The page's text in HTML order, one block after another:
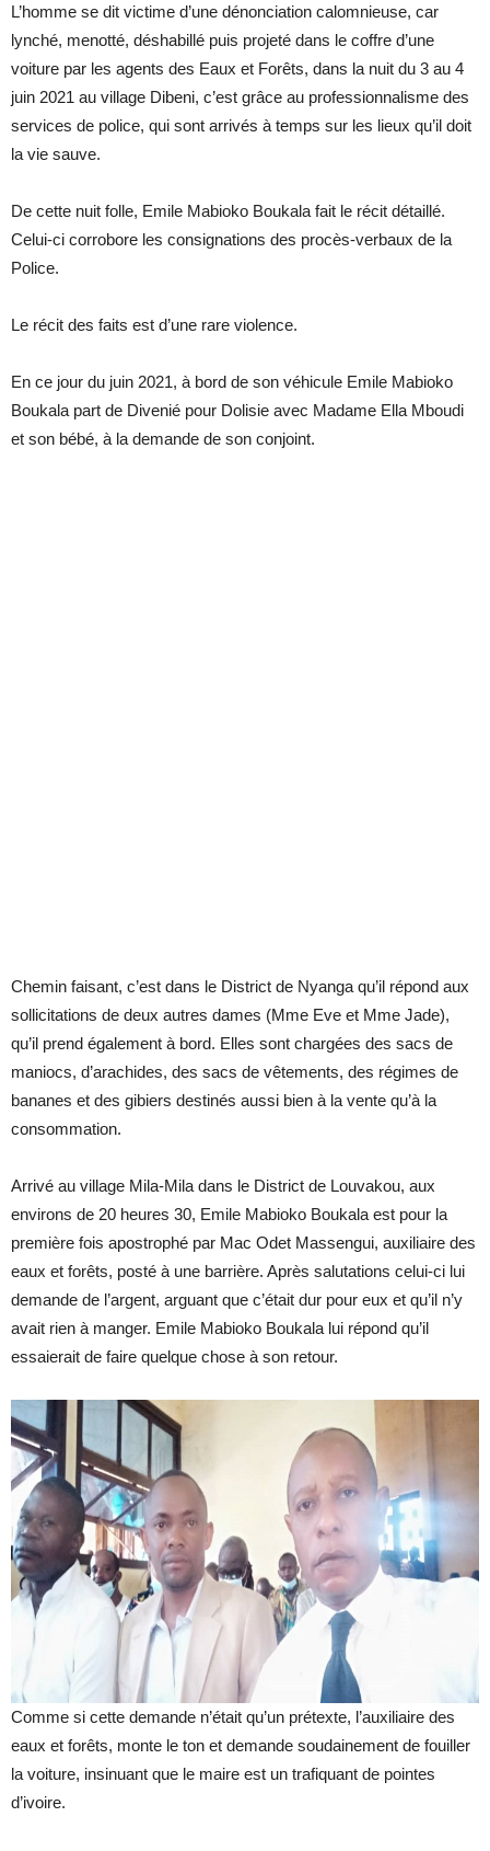
L’homme se dit victime d’une dénonciation calomnieuse, car
lynché, menotté, déshabillé puis projeté dans le coffre d’une
voiture par les agents des Eaux et Forêts, dans la nuit du 3 au 4
juin 2021 au village Dibeni, c’est grâce au professionnalisme des
services de police, qui sont arrivés à temps sur les lieux qu’il doit
la vie sauve.
De cette nuit folle, Emile Mabioko Boukala fait le récit détaillé.
Celui-ci corrobore les consignations des procès-verbaux de la
Police.
Le récit des faits est d’une rare violence.
En ce jour du juin 2021, à bord de son véhicule Emile Mabioko
Boukala part de Divenié pour Dolisie avec Madame Ella Mboudi
et son bébé, à la demande de son conjoint.
Chemin faisant, c’est dans le District de Nyanga qu’il répond aux
sollicitations de deux autres dames (Mme Eve et Mme Jade),
qu’il prend également à bord. Elles sont chargées des sacs de
maniocs, d’arachides, des sacs de vêtements, des régimes de
bananes et des gibiers destinés aussi bien à la vente qu’à la
consommation.
Arrivé au village Mila-Mila dans le District de Louvakou, aux
environs de 20 heures 30, Emile Mabioko Boukala est pour la
première fois apostrophé par Mac Odet Massengui, auxiliaire des
eaux et forêts, posté à une barrière. Après salutations celui-ci lui
demande de l’argent, arguant que c’était dur pour eux et qu’il n’y
avait rien à manger. Emile Mabioko Boukala lui répond qu’il
essaierait de faire quelque chose à son retour.
Comme si cette demande n’était qu’un prétexte, l’auxiliaire des
eaux et forêts, monte le ton et demande soudainement de fouiller
la voiture, insinuant que le maire est un trafiquant de pointes
d’ivoire.